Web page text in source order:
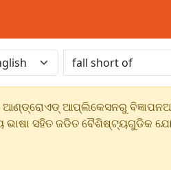
ଆପ୍ଲିକେସନରୁ
ଭାଷା ସହିତ ଜଡିତ ବୈଶିଷ୍ଟ୍ୟଗୁଡିକ